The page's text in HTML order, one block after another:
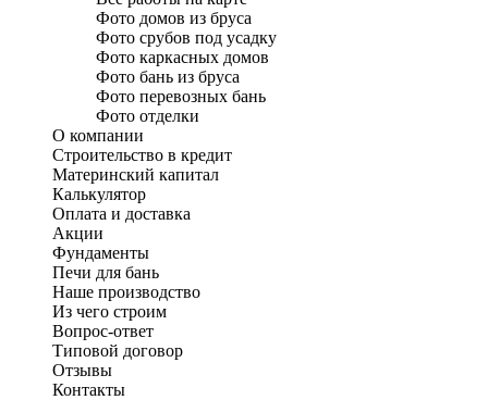
Фото домов из бруса
Фото срубов под усадку
Фото каркасных домов
Фото бань из бруса
Фото перевозных бань
Фото отделки
О компании
Строительство в кредит
Материнский капитал
Калькулятор
Оплата и доставка
Акции
Фундаменты
Печи для бань
Наше производство
Из чего строим
Вопрос-ответ
Типовой договор
Отзывы
Контакты